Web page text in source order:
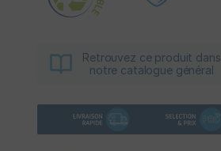
Retrouvez ce produit dans
notre catalogue général